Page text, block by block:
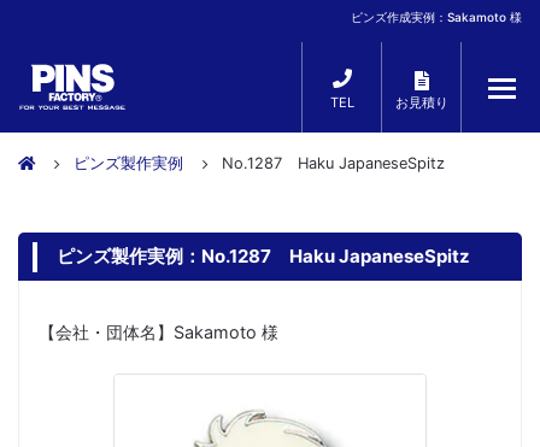
ピンズ作成実例：Sakamoto 様
TEL お見積り
ピンズ製作実例 No.1287 Haku JapaneseSpitz
ピンズ製作実例：No.1287 Haku JapaneseSpitz
【会社・団体名】Sakamoto 様